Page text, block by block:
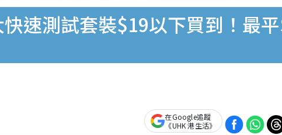
快速測試套裝$19以下買到！最
在Google追蹤
《UHK 港生活》